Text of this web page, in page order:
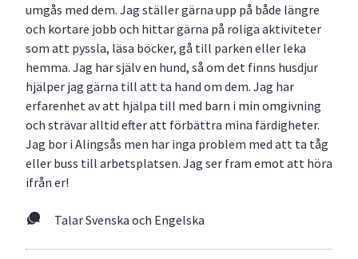
umgås med dem. Jag ställer gärna upp på både längre
och kortare jobb och hittar gärna på roliga aktiviteter
som att pyssla, läsa böcker, gå till parken eller leka
hemma. Jag har själv en hund, så om det finns husdjur
hjälper jag gärna till att ta hand om dem. Jag har
erfarenhet av att hjälpa till med barn i min omgivning
och strävar alltid efter att förbättra mina färdigheter.
Jag bor i Alingsås men har inga problem med att ta tåg
eller buss till arbetsplatsen. Jag ser fram emot att höra
ifrån er!
Talar Svenska och Engelska